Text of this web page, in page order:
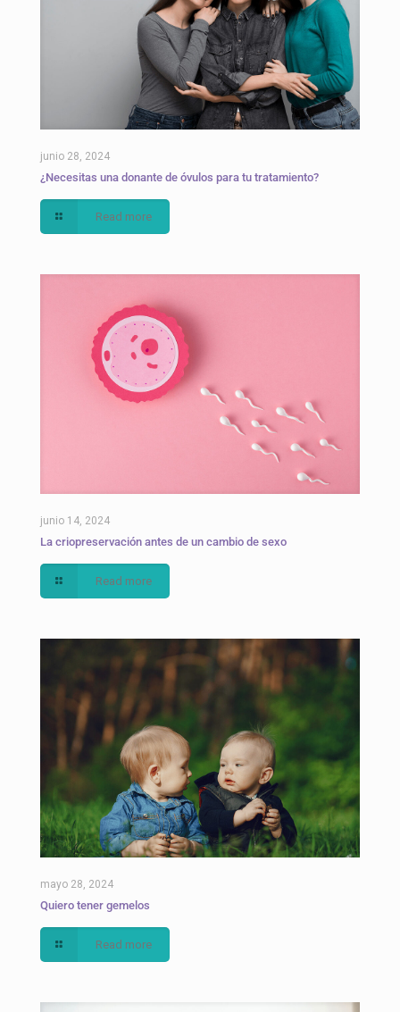
junio 28, 2024
¿Necesitas una donante de óvulos para tu tratamiento?
Read more
junio 14, 2024
La criopreservación antes de un cambio de sexo
Read more
mayo 28, 2024
Quiero tener gemelos
Read more